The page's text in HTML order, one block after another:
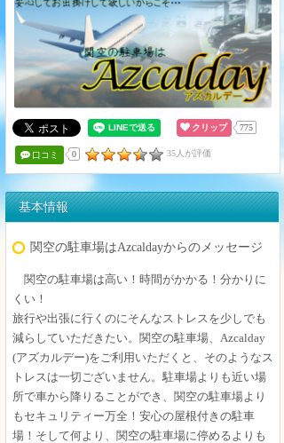
クリップ 775
口コミ 0 35人が評価
基本情報
関空の駐車場はAzcaldayからのメッセージ
関空の駐車場は高い！時間がかかる！分かりに
くい！
旅行や出張に行くのにそんなストレスを少しでも
減らしていただきたい。関空の駐車場、Azcalday
(アズカルデー)をご利用いただくと、そのようなス
トレスは一切ございません。駐車場よりも近い場
所で車から降りることができ、関空の駐車場より
もセキュリティー万全！安心の屋根付きの駐車
場！そして何より、関空の駐車場に停めるよりも